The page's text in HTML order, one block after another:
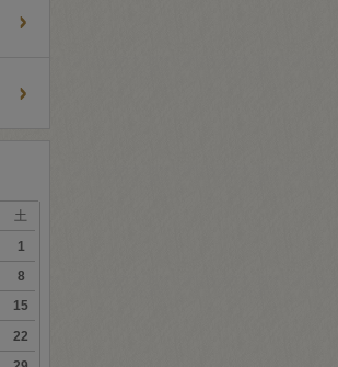
土
1
8
15
22